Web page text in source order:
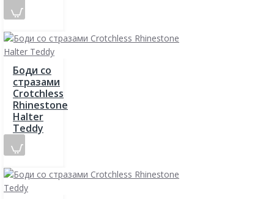
Боди со
стразами
Crotchless
Rhinestone
Halter
Teddy